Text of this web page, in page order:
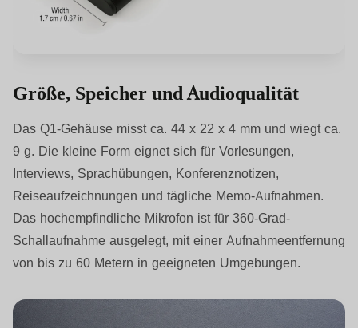
Größe, Speicher und Audioqualität
Das Q1-Gehäuse misst ca. 44 x 22 x 4 mm und wiegt ca.
9 g. Die kleine Form eignet sich für Vorlesungen,
Interviews, Sprachübungen, Konferenznotizen,
Reiseaufzeichnungen und tägliche Memo-Aufnahmen.
Das hochempfindliche Mikrofon ist für 360-Grad-
Schallaufnahme ausgelegt, mit einer Aufnahmeentfernung
von bis zu 60 Metern in geeigneten Umgebungen.